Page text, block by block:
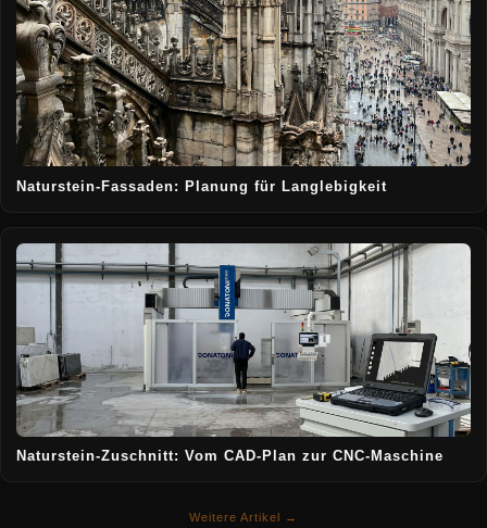
Naturstein-Fassaden: Planung für Langlebigkeit
Naturstein-Zuschnitt: Vom CAD-Plan zur CNC-Maschine
Weitere Artikel →